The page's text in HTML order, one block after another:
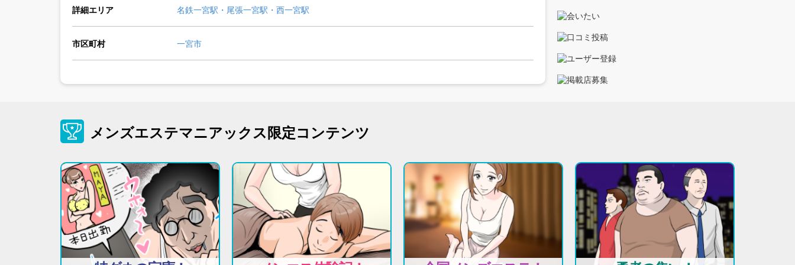
詳細エリア 名鉄一宮駅・尾張一宮駅・西一宮駅
市区町村 一宮市
メンズエステマニアックス限定コンテンツ